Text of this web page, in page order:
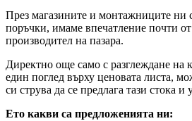
През магазините и монтажниците ни
поръчки, имаме впечатление почти
производител на пазара.
Директно още само с разглеждане на
един поглед върху ценовата листа,
си струва да се предлага тази стока и
Ето какви са предложенията ни: